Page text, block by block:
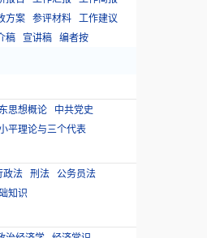
方案 参评材料 工作建议
稿 宣讲稿 编者按
思想概论 中共党史
平理论与三个代表
政法 刑法 公务员法
知识